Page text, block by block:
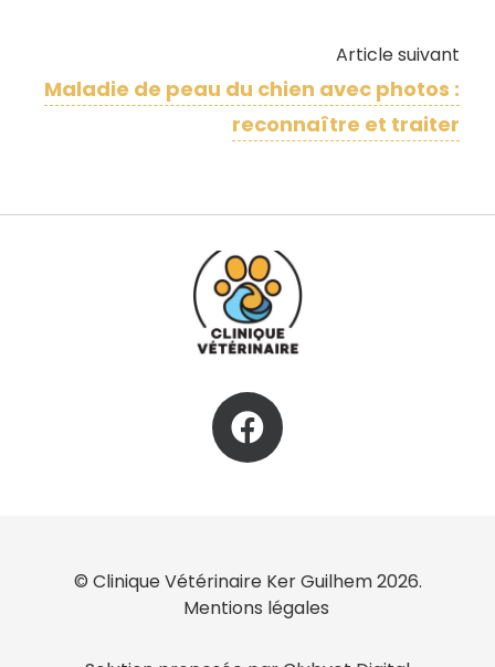
Article suivant
Maladie de peau du chien avec photos :
reconnaître et traiter
© Clinique Vétérinaire Ker Guilhem 2026.
Mentions légales